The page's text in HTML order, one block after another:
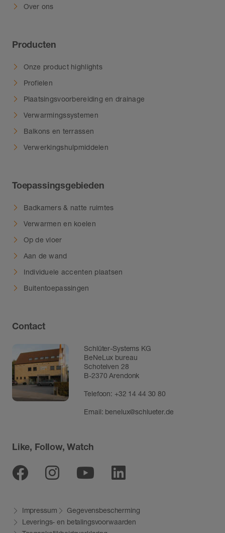
Over ons
Producten
Onze product highlights
Profielen
Plaatsingsvoorbereiding en drainage
Verwarmingssystemen
Balkons en terrassen
Verwerkingshulpmiddelen
Toepassingsgebieden
Badkamers & natte ruimtes
Verwarmen en koelen
Op de vloer
Aan de wand
Individuele accenten plaatsen
Buitentoepassingen
Contact
Schlüter-Systems KG
BeNeLux bureau
Schotelven 28
B-2370 Arendonk
Telefoon: +32 14 44 30 80
Email: benelux@schlueter.de
Like, Follow, Watch
Facebook
Instagram
YoutubeLinkedin
Impressum
Gegevensbescherming
Leverings- en betalingsvoorwaarden